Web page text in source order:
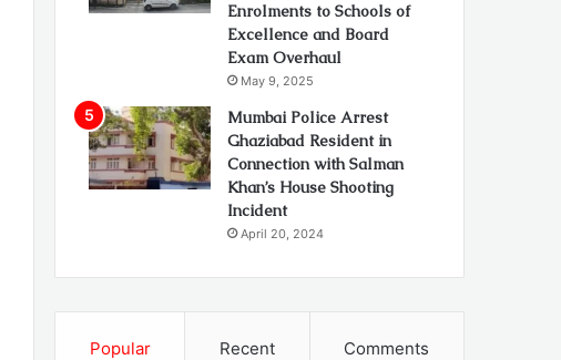
Enrolments to Schools of
Excellence and Board
Exam Overhaul
May 9, 2025
Mumbai Police Arrest
Ghaziabad Resident in
Connection with Salman
Khan’s House Shooting
Incident
April 20, 2024
Popular Recent Comments